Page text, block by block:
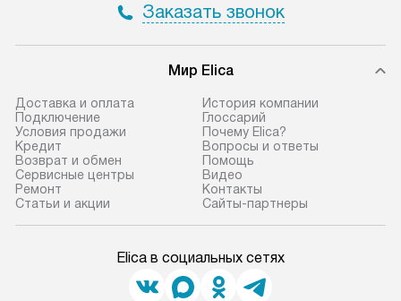
Заказать звонок
Мир Elica
Доставка и оплата
Подключение
Условия продажи
Кредит
Возврат и обмен
Сервисные центры
Ремонт
Статьи и акции
История компании
Глоссарий
Почему Elica?
Вопросы и ответы
Помощь
Видео
Контакты
Сайты-партнеры
Elica в социальных сетях